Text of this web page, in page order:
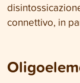
connettivo, in